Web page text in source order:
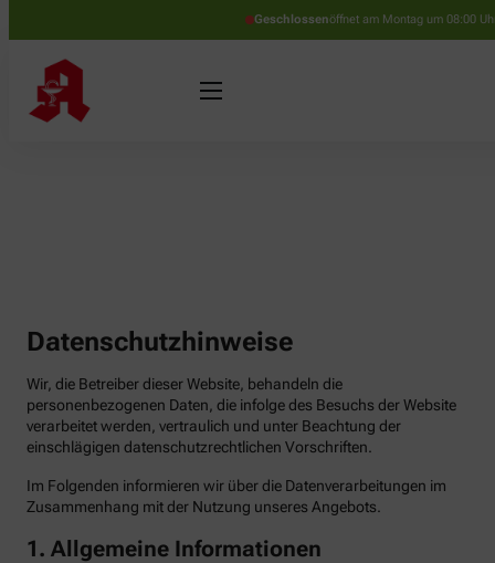
Geschlossenöffnet am Montag um 08:00
Datenschutzhinweise
Wir, die Betreiber dieser Website, behandeln die
personenbezogenen Daten, die infolge des Besuchs der Website
verarbeitet werden, vertraulich und unter Beachtung der
einschlägigen datenschutzrechtlichen Vorschriften.
Im Folgenden informieren wir über die Datenverarbeitungen im
Zusammenhang mit der Nutzung unseres Angebots.
1. Allgemeine Informationen